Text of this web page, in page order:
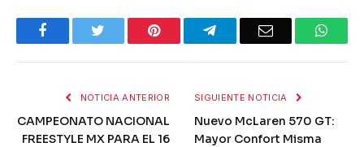
Facebook Pinterest TelegramEmail
NOTICIA ANTERIOR
CAMPEONATO NACIONAL
FREESTYLE MX PARA EL 16
SIGUIENTE NOTICIA
Nuevo McLaren 570 GT:
Mayor Confort Misma